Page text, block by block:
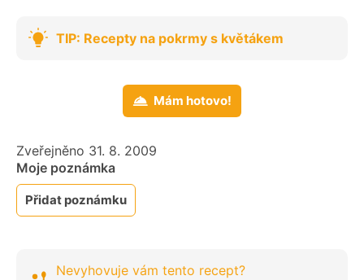
TIP: Recepty na pokrmy s květákem
Mám hotovo!
Zveřejněno 31. 8. 2009
Moje poznámka
Přidat poznámku
Nevyhovuje vám tento recept?